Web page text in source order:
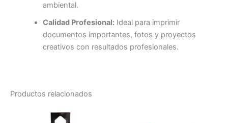
ambiental.
Calidad Profesional:Ideal para imprimir
documentos importantes, fotos y proyectos
creativos con resultados profesionales.
Productos relacionados